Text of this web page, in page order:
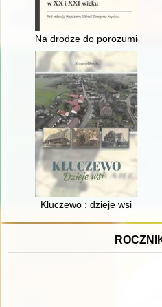
Na drodze do porozumienia
Kluczewo : dzieje wsi